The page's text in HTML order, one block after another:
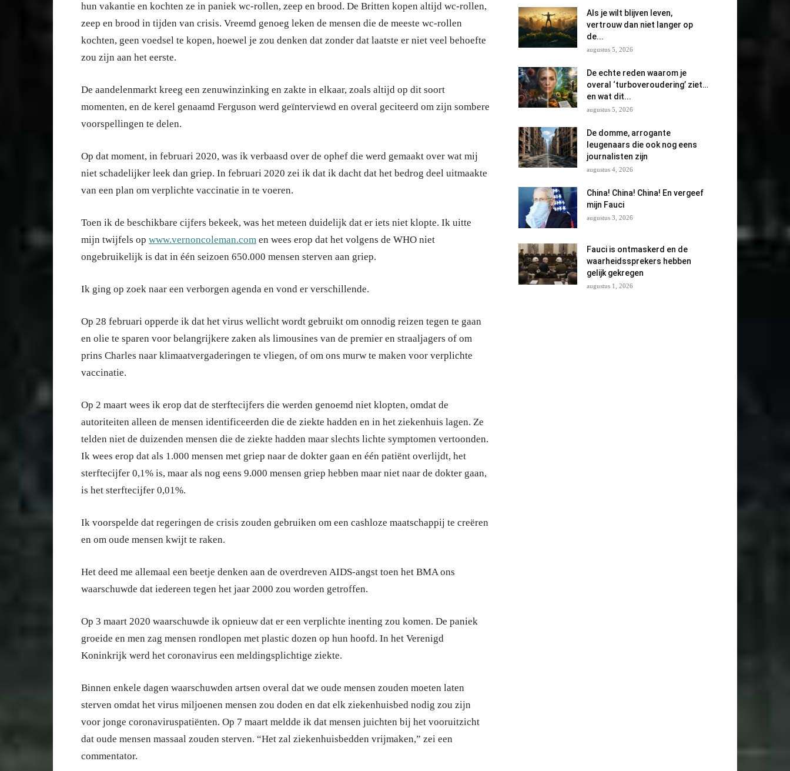
hun vakantie en kochten ze in paniek wc-rollen, zeep en brood. De Britten kopen altijd wc-rollen,
zeep en brood in tijden van crisis. Vreemd genoeg leken de mensen die de meeste wc-rollen
kochten, geen voedsel te kopen, hoewel je zou denken dat zonder dat laatste er niet veel behoefte
zou zijn aan het eerste.
De aandelenmarkt kreeg een zenuwinzinking en zakte in elkaar, zoals altijd op dit soort
momenten, en de kerel genaamd Ferguson werd geïnterviewd en overal geciteerd om zijn sombere
voorspellingen te delen.
Op dat moment, in februari 2020, was ik verbaasd over de ophef die werd gemaakt over wat mij
niet schadelijker leek dan griep. In februari 2020 zei ik dat ik dacht dat het bedrog deel uitmaakte
van een plan om verplichte vaccinatie in te voeren.
Toen ik de beschikbare cijfers bekeek, was het meteen duidelijk dat er iets niet klopte. Ik uitte
mijn twijfels op www.vernoncoleman.com en wees erop dat het volgens de WHO niet
ongebruikelijk is dat in één seizoen 650.000 mensen sterven aan griep.
Ik ging op zoek naar een verborgen agenda en vond er verschillende.
Op 28 februari opperde ik dat het virus wellicht wordt gebruikt om onnodig reizen tegen te gaan
en olie te sparen voor belangrijkere zaken als limousines van de premier en straaljagers of om
prins Charles naar klimaatvergaderingen te vliegen, of om ons murw te maken voor verplichte
vaccinatie.
Op 2 maart wees ik erop dat de sterftecijfers die werden genoemd niet klopten, omdat de
autoriteiten alleen de mensen identificeerden die de ziekte hadden en in het ziekenhuis lagen. Ze
telden niet de duizenden mensen die de ziekte hadden maar slechts lichte symptomen vertoonden.
Ik wees erop dat als 1.000 mensen met griep naar de dokter gaan en één patiënt overlijdt, het
sterftecijfer 0,1% is, maar als nog eens 9.000 mensen griep hebben maar niet naar de dokter gaan,
is het sterftecijfer 0,01%.
Ik voorspelde dat regeringen de crisis zouden gebruiken om een cashloze maatschappij te creëren
en om oude mensen kwijt te raken.
Het deed me allemaal een beetje denken aan de overdreven AIDS-angst toen het BMA ons
waarschuwde dat iedereen tegen het jaar 2000 zou worden getroffen.
Op 3 maart 2020 waarschuwde ik opnieuw dat er een verplichte inenting zou komen. De paniek
groeide en men zag mensen rondlopen met plastic dozen op hun hoofd. In het Verenigd
Koninkrijk werd het coronavirus een meldingsplichtige ziekte.
Binnen enkele dagen waarschuwden artsen overal dat we oude mensen zouden moeten laten
sterven omdat het virus miljoenen mensen zou doden en dat elk ziekenhuisbed nodig zou zijn
voor jonge coronaviruspatiënten. Op 7 maart meldde ik dat mensen juichten bij het vooruitzicht
dat oude mensen massaal zouden sterven. “Het zal ziekenhuisbedden vrijmaken,” zei een
commentator.
Als je wilt blijven leven,
vertrouw dan niet langer op
de...
augustus 5, 2026
De echte reden waarom je
overal ‘turboveroudering’ ziet…
en wat dit...
augustus 5, 2026
De domme, arrogante
leugenaars die ook nog eens
journalisten zijn
augustus 4, 2026
China! China! China! En vergeef
mijn Fauci
augustus 3, 2026
Fauci is ontmaskerd en de
waarheidssprekers hebben
gelijk gekregen
augustus 1, 2026